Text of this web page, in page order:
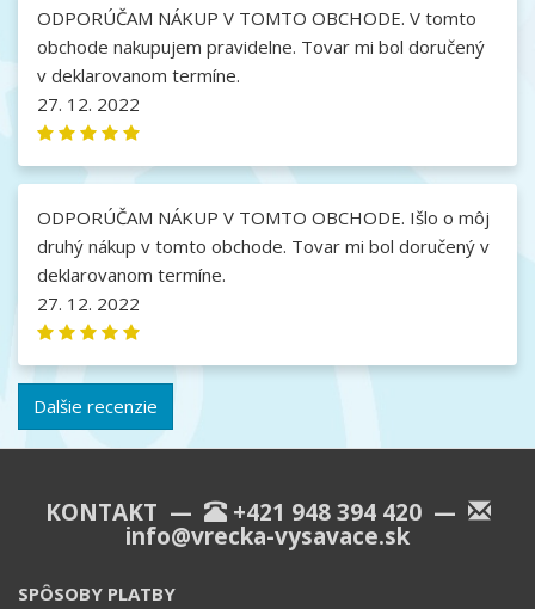
ODPORÚČAM NÁKUP V TOMTO OBCHODE. V tomto
obchode nakupujem pravidelne. Tovar mi bol doručený
v deklarovanom termíne.
27. 12. 2022
ODPORÚČAM NÁKUP V TOMTO OBCHODE. Išlo o môj
druhý nákup v tomto obchode. Tovar mi bol doručený v
deklarovanom termíne.
27. 12. 2022
Dalšie recenzie
KONTAKT — +421 948 394 420—
info@vrecka-vysavace.sk
SPÔSOBY PLATBY